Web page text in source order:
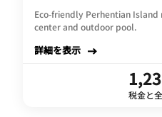
Eco-friendly Perhentian
center and outdoor pool.
詳細を表示
税金と